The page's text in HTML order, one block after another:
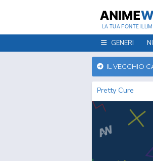
LA TUA FONTE
GENERI
IL VECCHIO
Pretty Cure